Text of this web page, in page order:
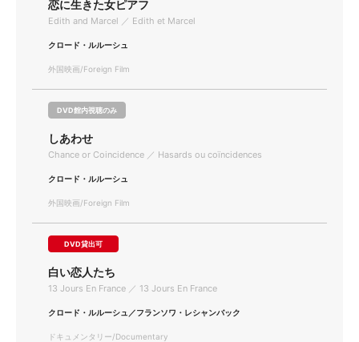
恋に生きた女ピアフ
Edith and Marcel ／ Edith et Marcel
クロード・ルルーシュ
外国映画/Foreign Film
DVD館内視聴のみ
しあわせ
Chance or Coincidence ／ Hasards ou coïncidences
クロード・ルルーシュ
外国映画/Foreign Film
DVD貸出可
白い恋人たち
13 Jours En France ／ 13 Jours En France
クロード・ルルーシュ／フランソワ・レシャンバック
ドキュメンタリー/Documentary